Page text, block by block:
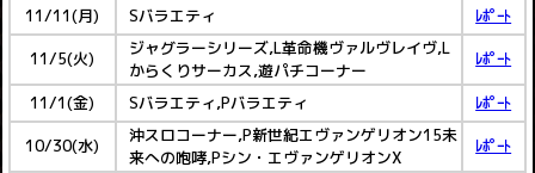
11/11(月) Sバラエティ
ﾚﾎﾟｰﾄ
11/5(火)
ジャグラーシリーズ,L革命機ヴァルヴレイヴ,L
からくりサーカス,遊パチコーナー
ﾚﾎﾟｰﾄ
11/1(金) Sバラエティ,Pバラエティ
ﾚﾎﾟｰﾄ
10/30(水)
沖スロコーナー,P新世紀エヴァンゲリオン15未
来への咆哮,Pシン・エヴァンゲリオンX
ﾚﾎﾟｰﾄ